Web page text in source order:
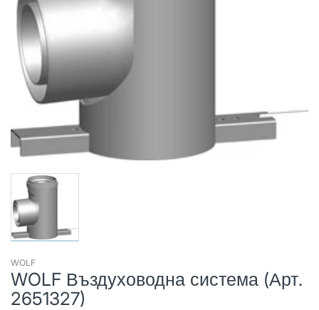
WOLF
WOLF Въздуховодна система (Арт.
2651327)